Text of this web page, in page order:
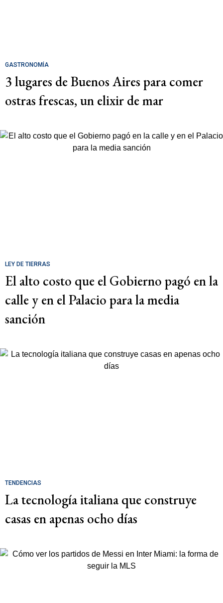
GASTRONOMÍA
3 lugares de Buenos Aires para comer
ostras frescas, un elixir de mar
LEY DE TIERRAS
El alto costo que el Gobierno pagó en la
calle y en el Palacio para la media
sanción
TENDENCIAS
La tecnología italiana que construye
casas en apenas ocho días